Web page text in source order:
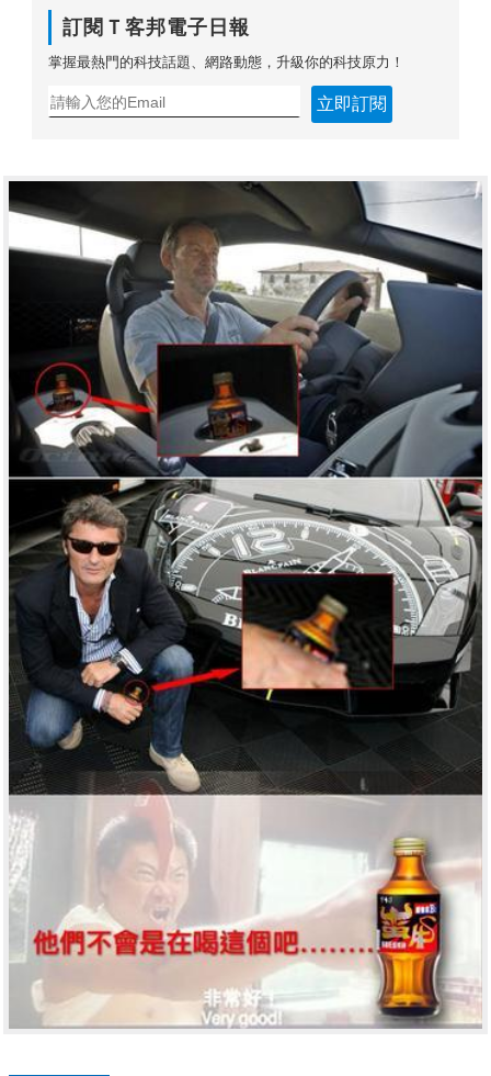
訂閱Ｔ客邦電子日報
掌握最熱門的科技話題、網路動態，升級你的科技原力！
立即訂閱